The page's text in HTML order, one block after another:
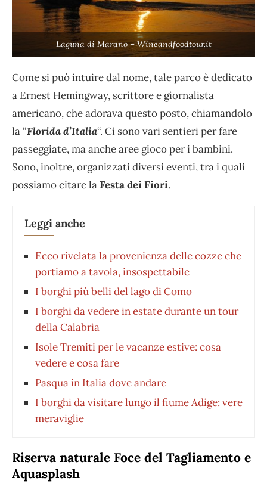
Laguna di Marano – Wineandfoodtour.it
Come si può intuire dal nome, tale parco è dedicato
a Ernest Hemingway, scrittore e giornalista
americano, che adorava questo posto, chiamandolo
la “Florida d’Italia“. Ci sono vari sentieri per fare
passeggiate, ma anche aree gioco per i bambini.
Sono, inoltre, organizzati diversi eventi, tra i quali
possiamo citare laFesta dei Fiori.
Leggi anche
Ecco rivelata la provenienza delle cozze che
portiamo a tavola, insospettabile
I borghi più belli del lago di Como
I borghi da vedere in estate durante un tour
della Calabria
Isole Tremiti per le vacanze estive: cosa
vedere e cosa fare
Pasqua in Italia dove andare
I borghi da visitare lungo il fiume Adige: vere
meraviglie
Riserva naturale Foce del Tagliamento e
Aquasplash